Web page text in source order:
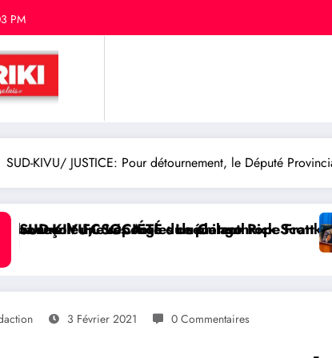
PM
SUD-KIVU/ JUSTICE: Pour détournement, le Député
Rick Scott sur la protection du programme
Frank Mwaka Kubihamushizi
RDC/ POLITIQUE : Aimé
3 Février 2021 0 Commentaires